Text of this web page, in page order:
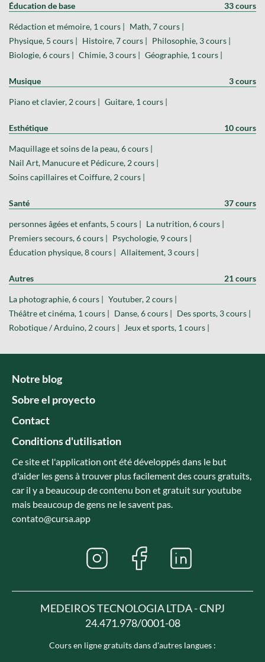
Éducation de base 33 cours
Rédaction et mémoire, 1 cours | Math, 7 cours |
Physique, 5 cours | Histoire, 7 cours | Philosophie, 3 cours |
Biologie, 6 cours | Chimie, 3 cours | Géographie, 1 cours |
Musique 3 cours
Piano et clavier, 2 cours | Guitare, 1 cours |
Esthétique 10 cours
Maquillage et soins de la peau, 6 cours |
Nail Art, Manucure et Pédicure, 2 cours |
Soins capillaires et Coiffure, 2 cours |
Santé 37 cours
personnes âgées et enfants, 5 cours | La nutrition, 6 cours |
Premiers secours, 6 cours | Psychologie, 9 cours |
Éducation physique, 8 cours | Allaitement, 3 cours |
Autres 21 cours
La photographie, 6 cours | Youtuber, 2 cours |
Théâtre et cinéma, 1 cours | Danse, 6 cours | Des sports, 3 cours |
Robotique / Arduino, 2 cours | Jeux et sports, 1 cours |
Notre blog
Sobre el proyecto
Contact
Conditions d'utilisation
Ce site et l'application ont été développés dans le but
d'aider les gens à trouver plus facilement des cours gratuits,
car il y a beaucoup de contenu bon et gratuit sur youtube
mais beaucoup de gens ne le savent pas.
contato@cursa.app
MEDEIROS TECNOLOGIA LTDA - CNPJ
24.471.978/0001-08
Cours en ligne gratuits dans d'autres langues :